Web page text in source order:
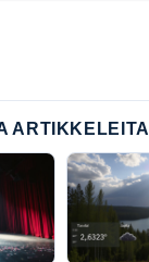
ARTIKKELEITA